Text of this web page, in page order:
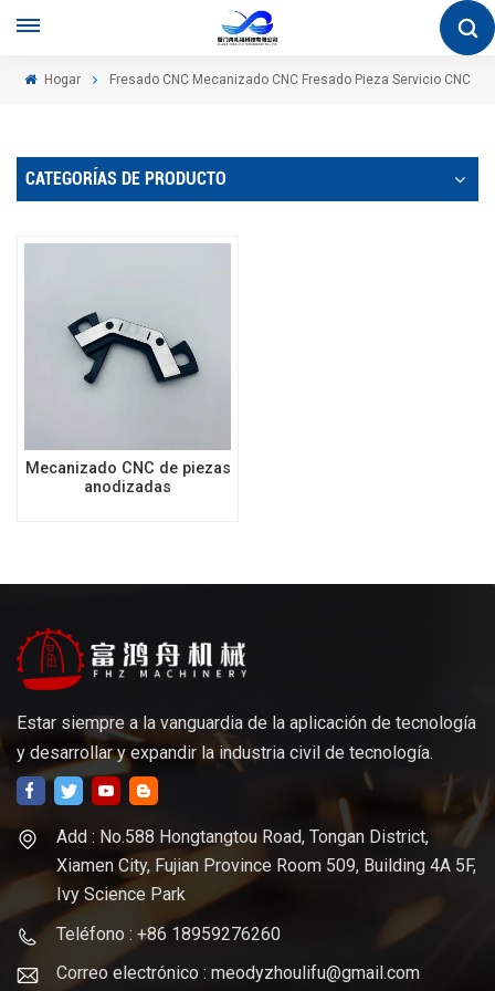
Hogar Fresado CNC Mecanizado CNC Fresado Pieza Servicio CNC
CATEGORÍAS DE PRODUCTO
Mecanizado CNC de piezas
anodizadas
Estar siempre a la vanguardia de la aplicación de tecnología
y desarrollar y expandir la industria civil de tecnología.
Add : No.588 Hongtangtou Road, Tongan District,
Xiamen City, Fujian Province Room 509, Building 4A 5F,
Ivy Science Park
Teléfono : +86 18959276260
Correo electrónico : meodyzhoulifu@gmail.com